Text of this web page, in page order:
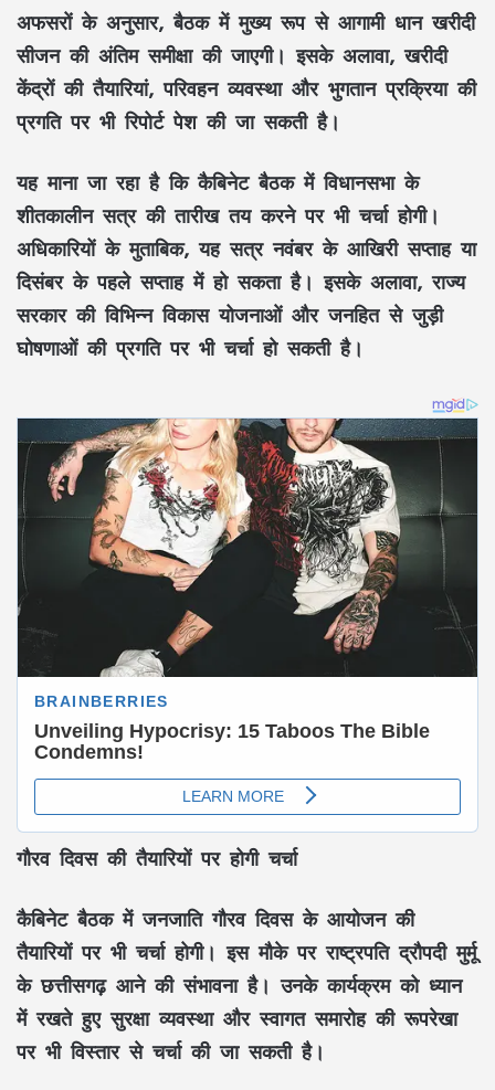
अफसरों के अनुसार, बैठक में मुख्य रूप से आगामी धान खरीदी
सीजन की अंतिम समीक्षा की जाएगी। इसके अलावा, खरीदी
केंद्रों की तैयारियां, परिवहन व्यवस्था और भुगतान प्रक्रिया की
प्रगति पर भी रिपोर्ट पेश की जा सकती है।
यह माना जा रहा है कि कैबिनेट बैठक में विधानसभा के
शीतकालीन सत्र की तारीख तय करने पर भी चर्चा होगी।
अधिकारियों के मुताबिक, यह सत्र नवंबर के आखिरी सप्ताह या
दिसंबर के पहले सप्ताह में हो सकता है। इसके अलावा, राज्य
सरकार की विभिन्न विकास योजनाओं और जनहित से जुड़ी
घोषणाओं की प्रगति पर भी चर्चा हो सकती है।
गौरव दिवस की तैयारियों पर होगी चर्चा
कैबिनेट बैठक में जनजाति गौरव दिवस के आयोजन की
तैयारियों पर भी चर्चा होगी। इस मौके पर राष्ट्रपति द्रौपदी मुर्मू
के छत्तीसगढ़ आने की संभावना है। उनके कार्यक्रम को ध्यान
में रखते हुए सुरक्षा व्यवस्था और स्वागत समारोह की रूपरेखा
पर भी विस्तार से चर्चा की जा सकती है।